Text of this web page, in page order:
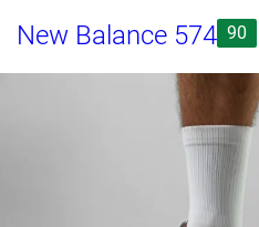
New Balance 574 90